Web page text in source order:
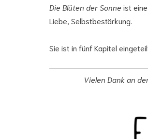
Die Blüten der Sonne ist
Liebe, Selbstbestärkung.
Sie ist in fünf Kapitel
Vielen Dank an